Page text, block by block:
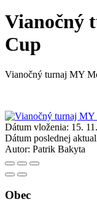
Vianočný
Cup
Vianočný turnaj MY
Dátum vloženia: 15.
Dátum poslednej
Autor: Patrik Bakyta
Obec